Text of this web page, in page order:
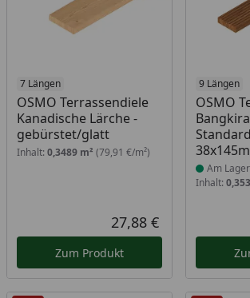
7 Längen
OSMO Terrassendiele
Kanadische Lärche -
gebürstet/glatt
Inhalt: 0,3489 m² (79,91 €/m²)
Aktueller Preis
27,88 €
Zum Produkt
9 Längen
OSMO
Produkt
Am Lager
Inhalt: